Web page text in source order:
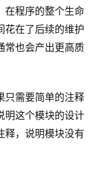
在程序的整个生命
花在了后续的维护
常也会产出更高质
只需要简单的注释
明这个模块的设计
释，说明模块没有